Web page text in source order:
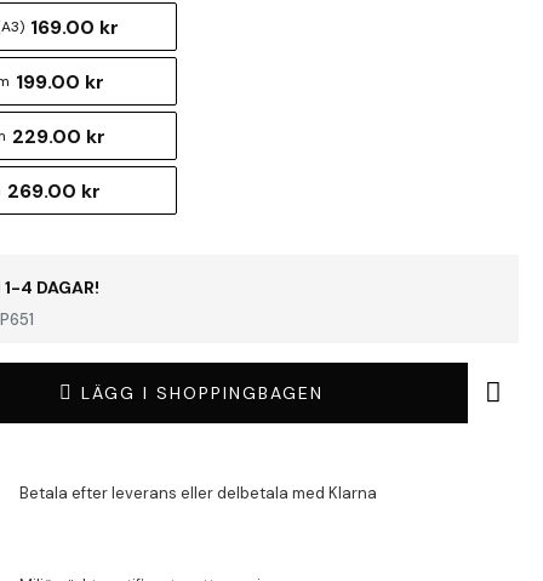
4 DAGAR!
P651
169.00 kr
199.00 kr
229.00 kr
269.00 kr
LÄGG I SHOPPINGBAGEN